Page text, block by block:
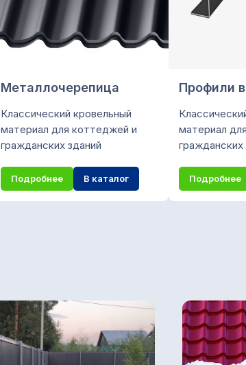
Металлочерепица
Классический кровельный
материал для коттеджей и
гражданских зданий
Подробнее В каталог
Профили
материал
гражданских
Подробнее